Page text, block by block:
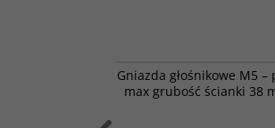
Gniazda głośnikowe M5 –
max grubość ścianki 38